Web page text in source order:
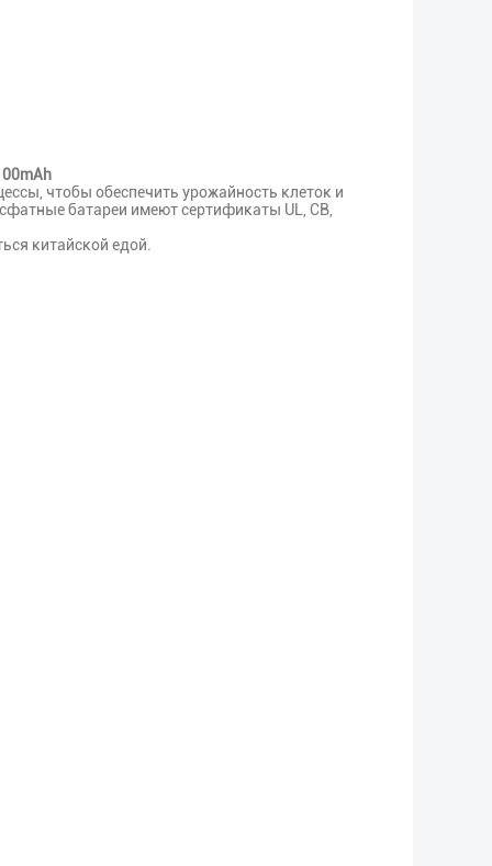
чтобы обеспечить урожайность клеток и
батареи имеют сертификаты UL, CB,
китайской едой.